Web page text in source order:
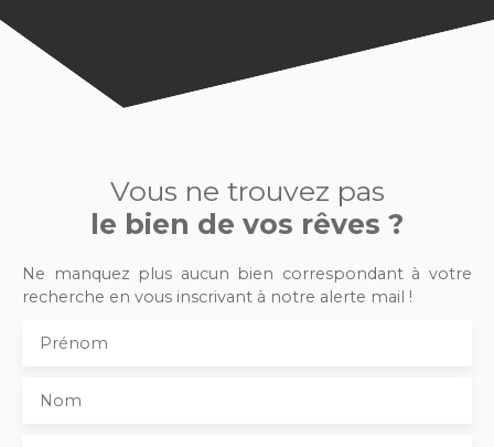
Vous ne trouvez pas
le bien de vos rêves ?
Ne manquez plus aucun bien correspondant à votre
recherche en vous inscrivant à notre alerte mail !
Prénom
Nom